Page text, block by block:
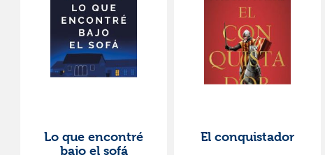
Lo que encontré
bajo el sofá
El conquistador